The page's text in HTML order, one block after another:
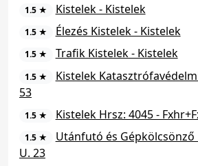
1.5 ★ Kistelek - Kistelek
1.5 ★ Élezés Kistelek - Kistelek
1.5 ★ Trafik Kistelek - Kistelek
1.5 ★
Kistelek
53
1.5 ★ Kistelek Hrsz: 4045 -
1.5 ★
Utánfutó és Gépkölcsönző
U. 23